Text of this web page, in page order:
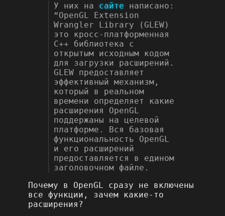
У них на сайте написано:
“OpenGL Extension
Wrangler Library (GLEW)
это кросс-платформенная
C++ библиотека с
открытым исходным кодом
для загрузки расширений.
GLEW предоставляет
эффективный механизм,
который в реальном
времени определяет какие
расширения OpenGL
поддержаны на целевой
платформе. Вся базовая
функциональность OpenGL
и его расширений
предоставляется в едином
заголовочном файле.
Почему в OpenGL сразу не включены
все функции, зачем какие-то
расширения?